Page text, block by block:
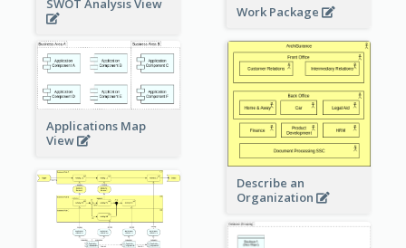
SWOT Analysis View Work Package
Applications Map
View
Describe an
Organization